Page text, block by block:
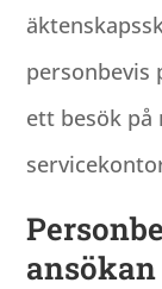
personbevis
ett besök på